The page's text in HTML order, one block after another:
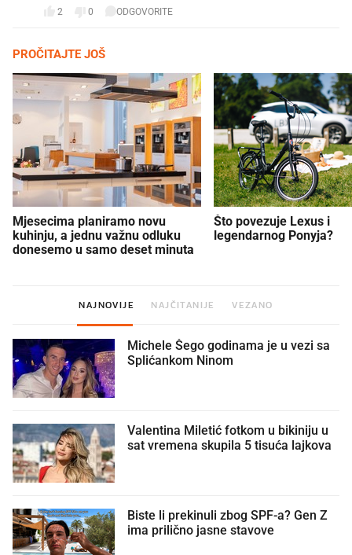
2 0 ODGOVORITE
PROČITAJTE JOŠ
Mjesecima planiramo novu
kuhinju, a jednu važnu odluku
donesemo u samo deset minuta
Što povezuje Lexus i
legendarnog Ponyja?
NAJNOVIJE NAJČITANIJE VEZANO
Michele Šego godinama je u vezi sa
Splićankom Ninom
Valentina Miletić fotkom u bikiniju u
sat vremena skupila 5 tisuća lajkova
Biste li prekinuli zbog SPF-a? Gen Z
ima prilično jasne stavove